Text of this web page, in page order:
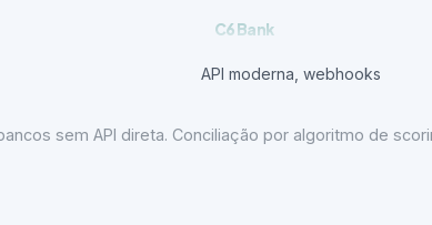
C6 Bank
API moderna, webhooks
sem API direta. Conciliação por algoritmo de